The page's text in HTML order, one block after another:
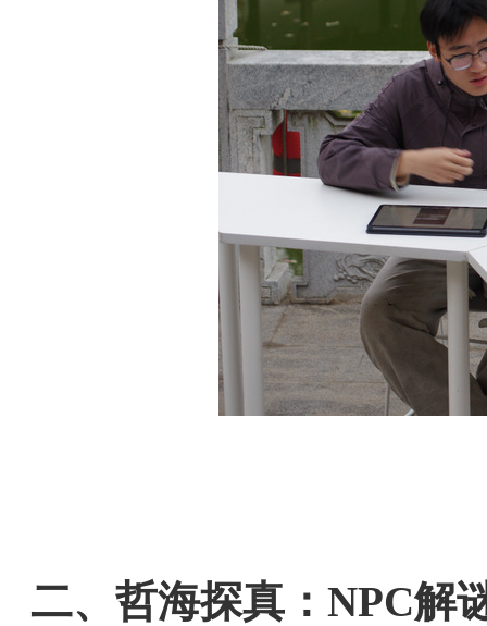
二、哲海探真：NPC解